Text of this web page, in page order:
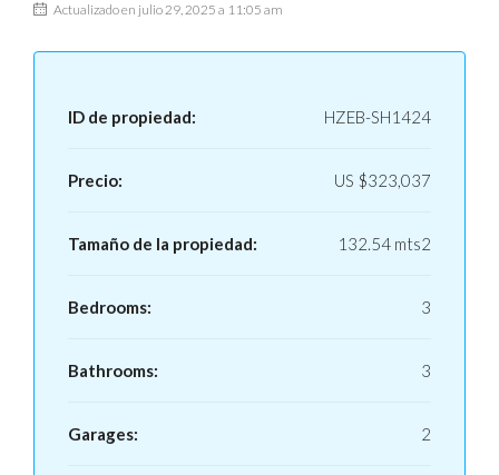
Actualizado en julio 29, 2025 a 11:05 am
ID de propiedad: HZEB-SH1424
Precio: US $323,037
Tamaño de la propiedad: 132.54 mts2
Bedrooms: 3
Bathrooms: 3
Garages: 2